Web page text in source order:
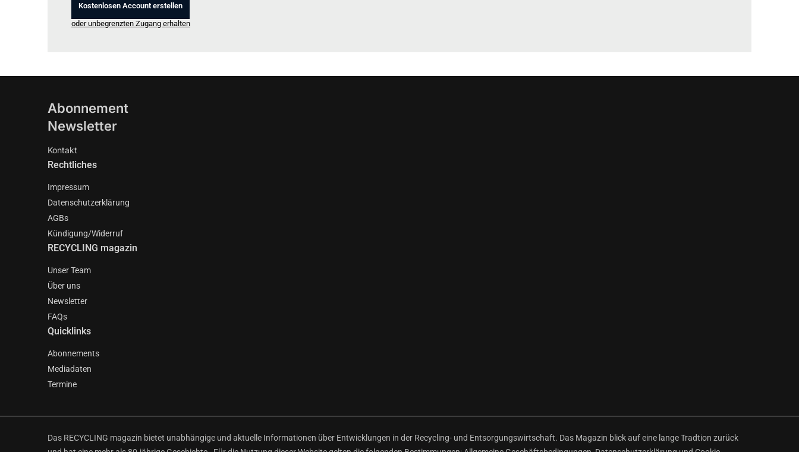
Kostenlosen Account erstellen
oder unbegrenzten Zugang erhalten
Abonnement
Newsletter
Kontakt
Rechtliches
Impressum
Datenschutzerklärung
AGBs
Kündigung/Widerruf
RECYCLING magazin
Unser Team
Über uns
Newsletter
FAQs
Quicklinks
Abonnements
Mediadaten
Termine
Das RECYCLING magazin bietet unabhängige und aktuelle Informationen über Entwicklungen in der Recycling- und Entsorgungswirtschaft. Das Magazin blick auf eine lange Tradtion zurück